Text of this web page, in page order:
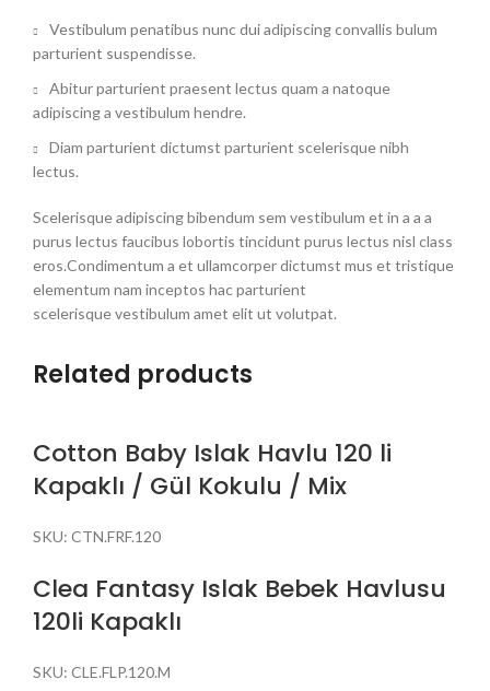
Vestibulum penatibus nunc dui adipiscing convallis bulum
parturient suspendisse.
Abitur parturient praesent lectus quam a natoque
adipiscing a vestibulum hendre.
Diam parturient dictumst parturient scelerisque nibh
lectus.
Scelerisque adipiscing bibendum sem vestibulum et in a a a
purus lectus faucibus lobortis tincidunt purus lectus nisl class
eros.Condimentum a et ullamcorper dictumst mus et tristique
elementum nam inceptos hac parturient
scelerisque vestibulum amet elit ut volutpat.
Related products
Cotton Baby Islak Havlu 120 li
Kapaklı / Gül Kokulu / Mix
SKU: CTN.FRF.120
Clea Fantasy Islak Bebek Havlusu
120li Kapaklı
SKU: CLE.FLP.120.M